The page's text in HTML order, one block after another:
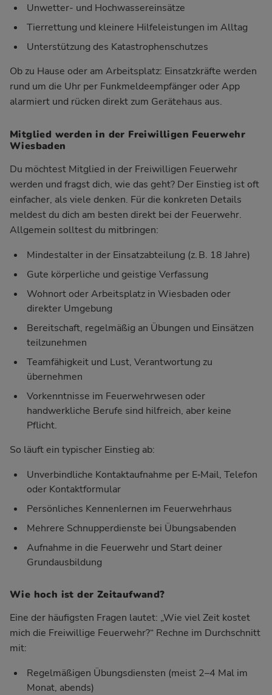
Unwetter- und Hochwassereinsätze
Tierrettung und kleinere Hilfeleistungen im Alltag
Unterstützung des Katastrophenschutzes
Ob zu Hause oder am Arbeitsplatz: Einsatzkräfte werden
rund um die Uhr per Funkmeldeempfänger oder App
alarmiert und rücken direkt zum Gerätehaus aus.
Mitglied werden in der Freiwilligen Feuerwehr
Wiesbaden
Du möchtest Mitglied in der Freiwilligen Feuerwehr
werden und fragst dich, wie das geht? Der Einstieg ist oft
einfacher, als viele denken. Für die konkreten Details
meldest du dich am besten direkt bei der Feuerwehr.
Allgemein solltest du mitbringen:
Mindestalter in der Einsatzabteilung (z. B. 18 Jahre)
Gute körperliche und geistige Verfassung
Wohnort oder Arbeitsplatz in Wiesbaden oder
direkter Umgebung
Bereitschaft, regelmäßig an Übungen und Einsätzen
teilzunehmen
Teamfähigkeit und Lust, Verantwortung zu
übernehmen
Vorkenntnisse im Feuerwehrwesen oder
handwerkliche Berufe sind hilfreich, aber keine
Pflicht.
So läuft ein typischer Einstieg ab:
Unverbindliche Kontaktaufnahme per E‑Mail, Telefon
oder Kontaktformular
Persönliches Kennenlernen im Feuerwehrhaus
Mehrere Schnupperdienste bei Übungsabenden
Aufnahme in die Feuerwehr und Start deiner
Grundausbildung
Wie hoch ist der Zeitaufwand?
Eine der häufigsten Fragen lautet: „Wie viel Zeit kostet
mich die Freiwillige Feuerwehr?“ Rechne im Durchschnitt
mit:
Regelmäßigen Übungsdiensten (meist 2–4 Mal im
Monat, abends)